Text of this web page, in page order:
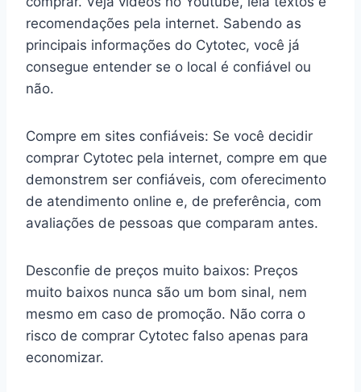
recomendações pela internet. Sabendo as
principais informações do Cytotec, você já
consegue entender se o local é confiável ou
não.
Compre em sites confiáveis: Se você decidir
comprar Cytotec pela internet, compre em que
demonstrem ser confiáveis, com oferecimento
de atendimento online e, de preferência, com
avaliações de pessoas que comparam antes.
Desconfie de preços muito baixos: Preços
muito baixos nunca são um bom sinal, nem
mesmo em caso de promoção. Não corra o
risco de comprar Cytotec falso apenas para
economizar.